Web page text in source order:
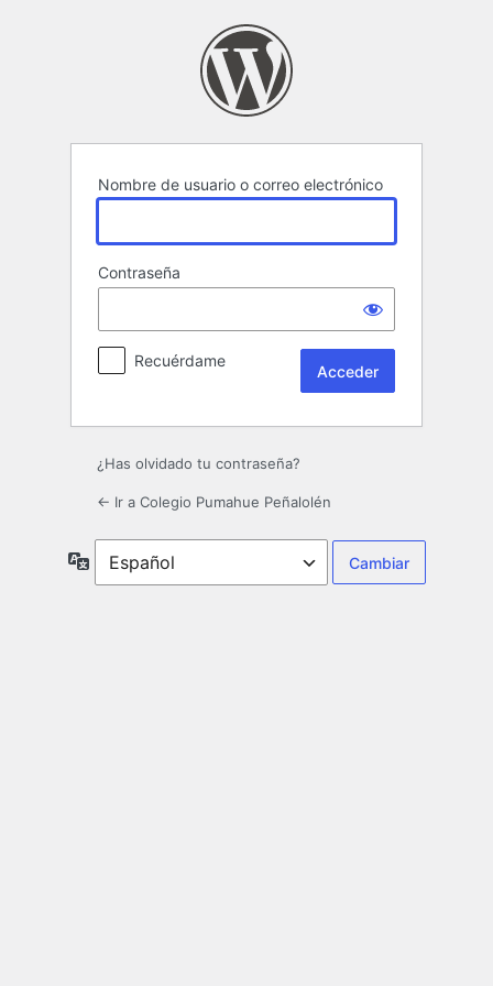
Nombre de usuario o correo electrónico
Contraseña
Recuérdame
¿Has olvidado tu contraseña?
← Ir a Colegio Pumahue Peñalolén
Idioma